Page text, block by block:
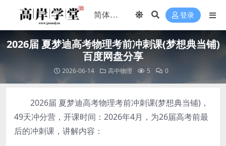
登录
2026届 夏梦迪高考物理考前冲刺课(梦想典当铺)
百度网盘分享
2026-06-14 高中物理 5 0
2026届 夏梦迪高考物理考前冲刺课(梦想典当铺)，
49天冲分营，开课时间：2026年4月，为26届高考前最
后的冲刺课，讲解内容：